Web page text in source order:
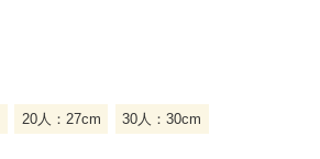
20人：27cm 30人：30cm